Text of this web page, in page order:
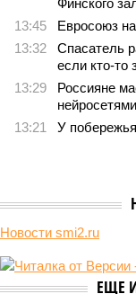
Природа постоянно
она стремится всё
не особенно
массовые
ждут нас со дня на
последствия
вызванного
этой мерзости». В
понадобиться:
уменьшить